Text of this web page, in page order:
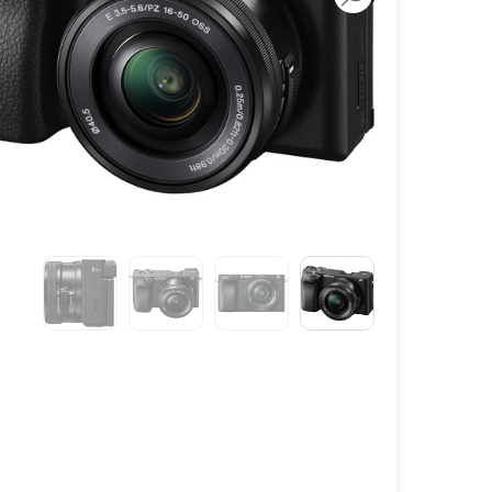
لنز سامیانگ-Samyang
لنز فوجی فیلم – FujiFilm
لنز موبایل